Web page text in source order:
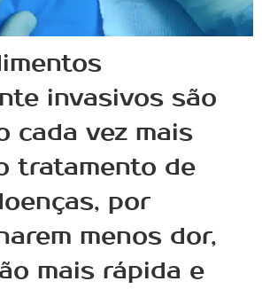
invasivos são
cada vez mais
tratamento de
por
menos dor,
mais rápida e